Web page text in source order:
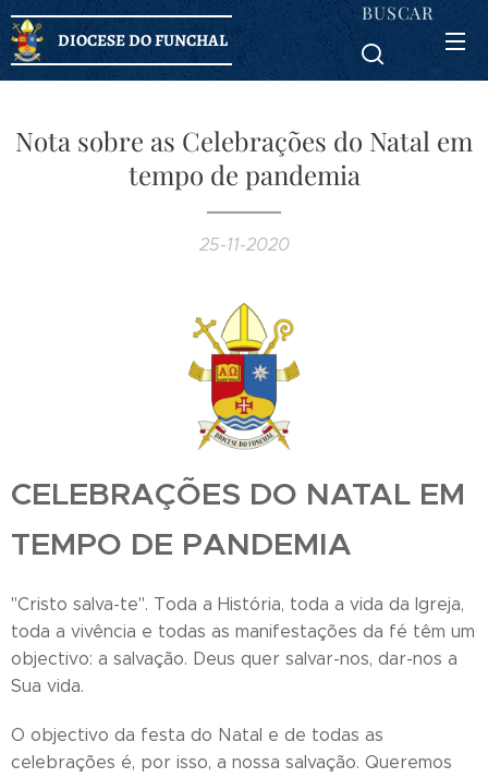
DIOCESE DO FUNCHAL
BUSCAR
Nota sobre as Celebrações do Natal em
tempo de pandemia
25-11-2020
CELEBRAÇÕES DO NATAL EM
TEMPO DE PANDEMIA
"Cristo salva-te". Toda a História, toda a vida da Igreja,
toda a vivência e todas as manifestações da fé têm um
objectivo: a salvação. Deus quer salvar-nos, dar-nos a
Sua vida.
O objectivo da festa do Natal e de todas as
celebrações é, por isso, a nossa salvação. Queremos